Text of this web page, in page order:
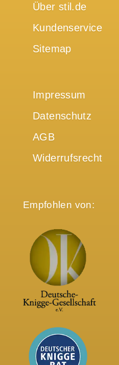
Über stil.de
Kundenservice
Sitemap
Impressum
Datenschutz
AGB
Widerrufsrecht
Empfohlen von: